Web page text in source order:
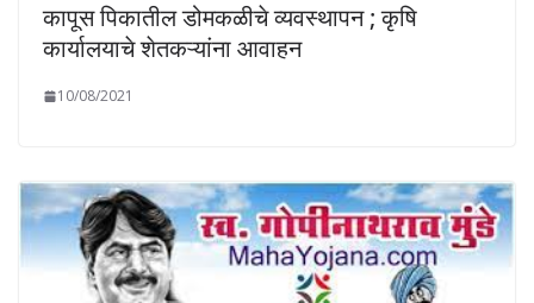
कापूस पिकातील डोमकळीचे व्यवस्थापन ; कृषि
कार्यालयाचे शेतकऱ्यांना आवाहन
10/08/2021